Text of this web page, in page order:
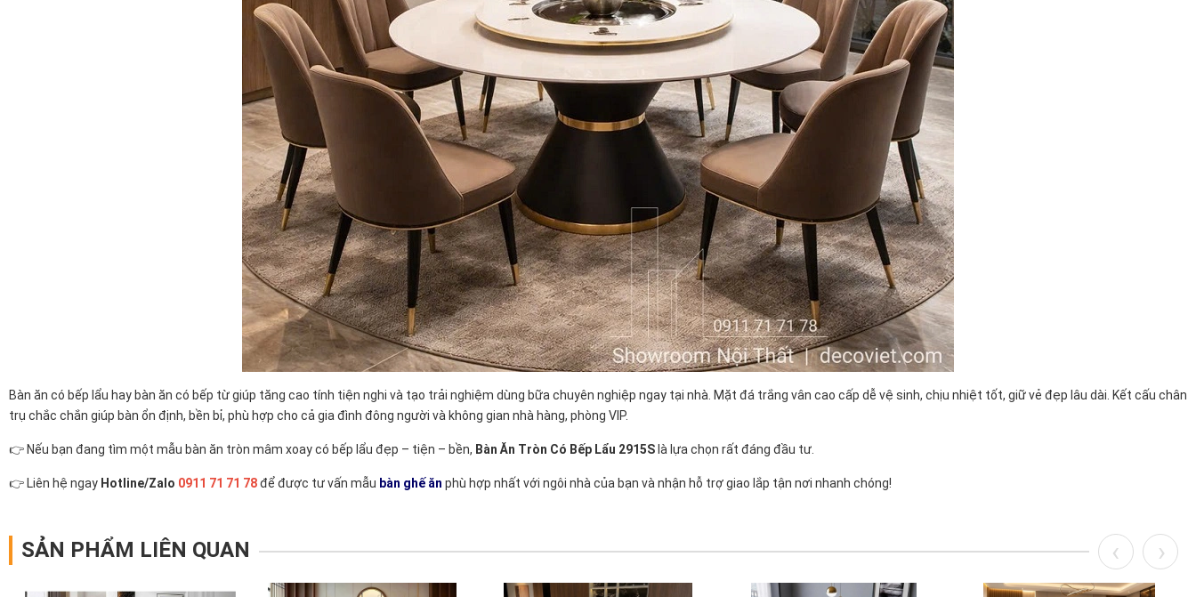
Bàn ăn có bếp lẩu hay bàn ăn có bếp từ giúp tăng cao tính tiện nghi và tạo trải nghiệm dùng bữa chuyên nghiệp ngay tại nhà. Mặt đá trắng vân cao cấp dễ vệ sinh, chịu nhiệt tốt, giữ vẻ đẹp lâu dài. Kết cấu chân
trụ chắc chắn giúp bàn ổn định, bền bỉ, phù hợp cho cả gia đình đông người và không gian nhà hàng, phòng VIP.
👉 Nếu bạn đang tìm một mẫu bàn ăn tròn mâm xoay có bếp lẩu đẹp – tiện – bền, Bàn Ăn Tròn Có Bếp Lẩu 2915S là lựa chọn rất đáng đầu tư.
👉 Liên hệ ngay Hotline/Zalo 0911 71 71 78để được tư vấn mẫu bàn ghế ăn phù hợp nhất với ngôi nhà của bạn và nhận hỗ trợ giao lắp tận nơi nhanh chóng!
SẢN PHẨM LIÊN QUAN